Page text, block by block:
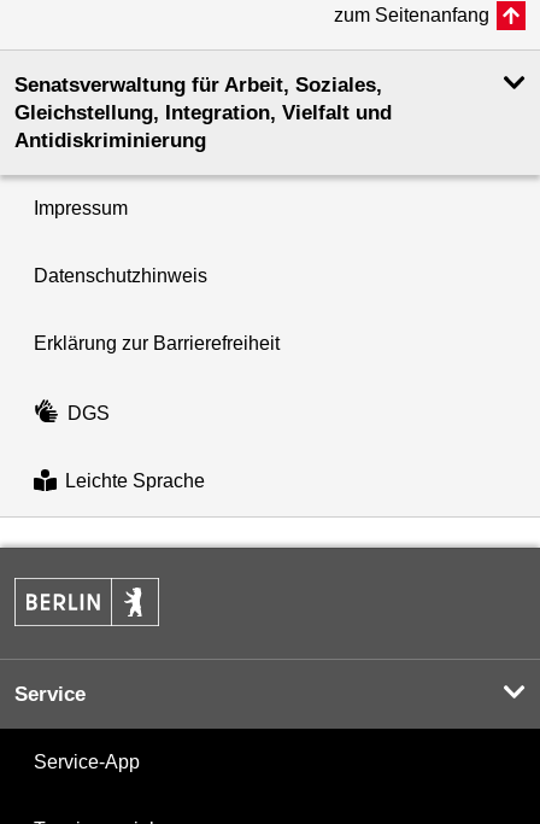
zum Seitenanfang
Senatsverwaltung für Arbeit, Soziales,
Gleichstellung, Integration, Vielfalt und
Antidiskriminierung
Impressum
Datenschutzhinweis
Erklärung zur Barrierefreiheit
DGS
Leichte Sprache
Service
Service-App